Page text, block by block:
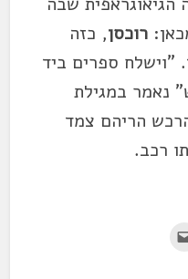
רוכסן, כזה
"וישלח ספרים ביד
נאמר במגילת
הריהם צמד
רכב.